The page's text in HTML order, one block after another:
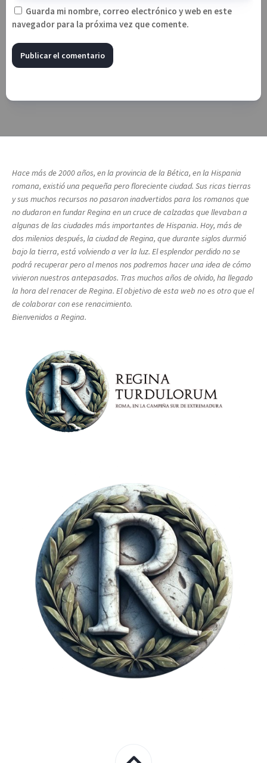
Guarda mi nombre, correo electrónico y web en este
navegador para la próxima vez que comente.
Hace más de 2000 años, en la provincia de la Bética, en la Hispania
romana, existió una pequeña pero floreciente ciudad. Sus ricas tierras
y sus muchos recursos no pasaron inadvertidos para los romanos que
no dudaron en fundar Regina en un cruce de calzadas que llevaban a
algunas de las ciudades más importantes de Hispania. Hoy, más de
dos milenios después, la ciudad de Regina, que durante siglos durmió
bajo la tierra, está volviendo a ver la luz. El esplendor perdido no se
podrá recuperar pero al menos nos podremos hacer una idea de cómo
vivieron nuestros antepasados. Tras muchos años de olvido, ha llegado
la hora del renacer de Regina. El objetivo de esta web no es otro que el
de colaborar con ese renacimiento.
Bienvenidos a Regina.